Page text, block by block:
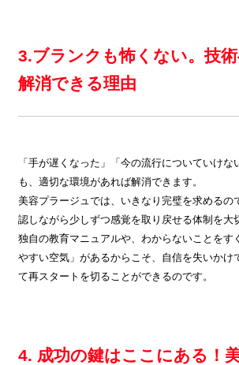
3.ブランクも怖くない。技
解消できる理由
「手が遅くなった」「今の流行についていけ
も、適切な環境があれば解消できます。
美容プラージュでは、いきなり完璧を求めるの
認しながら少しずつ感覚を取り戻せる体制を大
独自の教育マニュアルや、わからないことをす
やすい空気」があるからこそ、自信を失いかけ
て再スタートを切ることができるのです。
4. 成功の鍵はここにある！